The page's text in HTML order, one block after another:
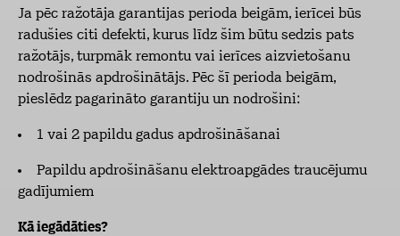
Ja pēc ražotāja garantijas perioda beigām, ierīcei būs
radušies citi defekti, kurus līdz šim būtu sedzis pats
ražotājs, turpmāk remontu vai ierīces aizvietošanu
nodrošinās apdrošinātājs. Pēc šī perioda beigām,
pieslēdz pagarināto garantiju un nodrošini:
1 vai 2 papildu gadus apdrošināšanai
Papildu apdrošināšanu elektroapgādes traucējumu
gadījumiem
Kā iegādāties?